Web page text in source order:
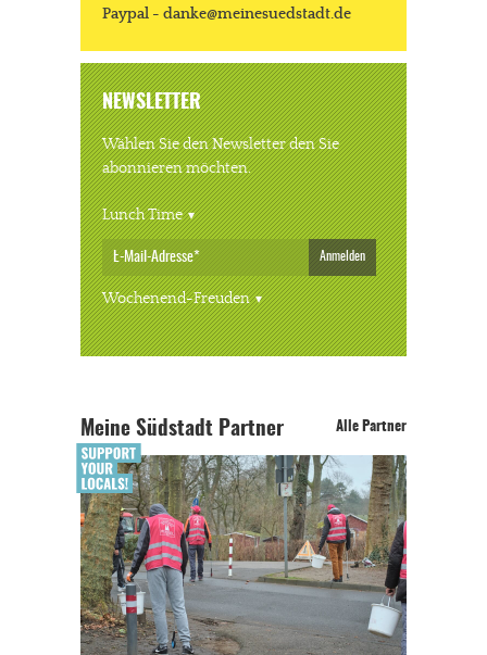
Paypal - danke@meinesuedstadt.de
NEWSLETTER
Wählen Sie den Newsletter den Sie
abonnieren möchten.
Lunch Time
Anmelden
Wochenend-Freuden
Meine Südstadt Partner Alle Partner